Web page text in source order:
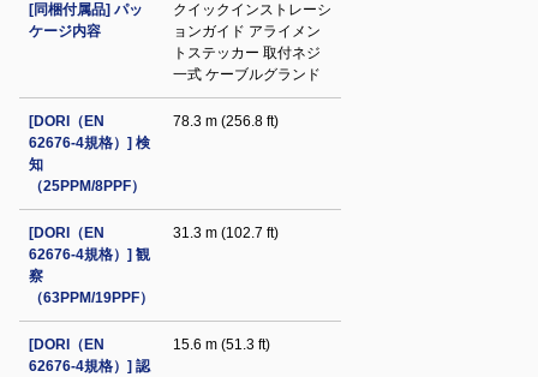
[同梱付属品] パッ
ケージ内容
クイックインストレーシ
ョンガイド アライメン
トステッカー 取付ネジ
一式 ケーブルグランド
[DORI（EN
62676-4規格）] 検
知
（25PPM/8PPF）
78.3 m (256.8 ft)
[DORI（EN
62676-4規格）] 観
察
（63PPM/19PPF）
31.3 m (102.7 ft)
[DORI（EN
62676-4規格）] 認
15.6 m (51.3 ft)